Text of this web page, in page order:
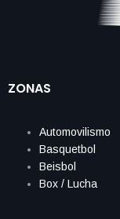
ZONAS
Automovilismo
Basquetbol
Beisbol
Box / Lucha